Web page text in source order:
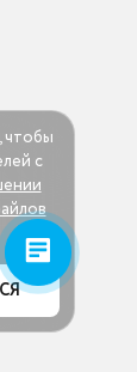
чтобы
c